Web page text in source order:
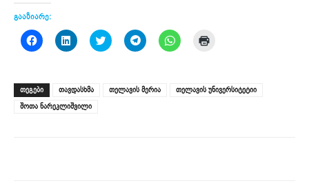
გააზიარე:
Click
to
(Opens
in
new
window)
Click
to
(Opens
in
new
window)
Click
to
(Opens
in
Click
to
(Opens
in
Click
to
(Opens
in
new
window)
ᲗᲔᲒᲔᲑᲘ თავდასხმა თელავის მერია
თელავის უნივერსიტეტიი
შოთა ნარეკლიშვილი